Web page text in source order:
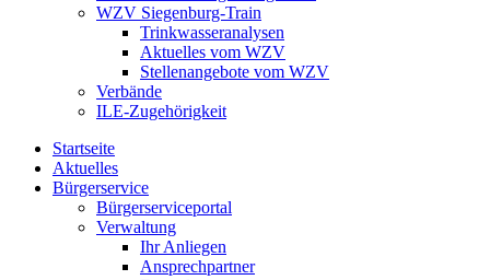
WZV Siegenburg-Train
Trinkwasseranalysen
Aktuelles vom WZV
Stellenangebote vom WZV
Verbände
ILE-Zugehörigkeit
Startseite
Aktuelles
Bürgerservice
Bürgerserviceportal
Verwaltung
Ihr Anliegen
Ansprechpartner